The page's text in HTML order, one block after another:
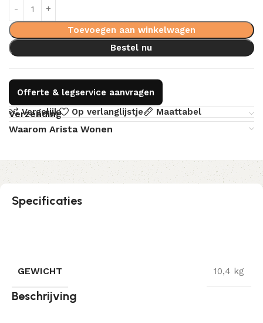
Toevoegen aan winkelwagen
Bestel nu
Offerte & legservice aanvragen
Vergelijk
Op verlanglijstje Maattabel
Verzending
Waarom Arista Wonen
Specificaties
GEWICHT 10,4 kg
Beschrijving